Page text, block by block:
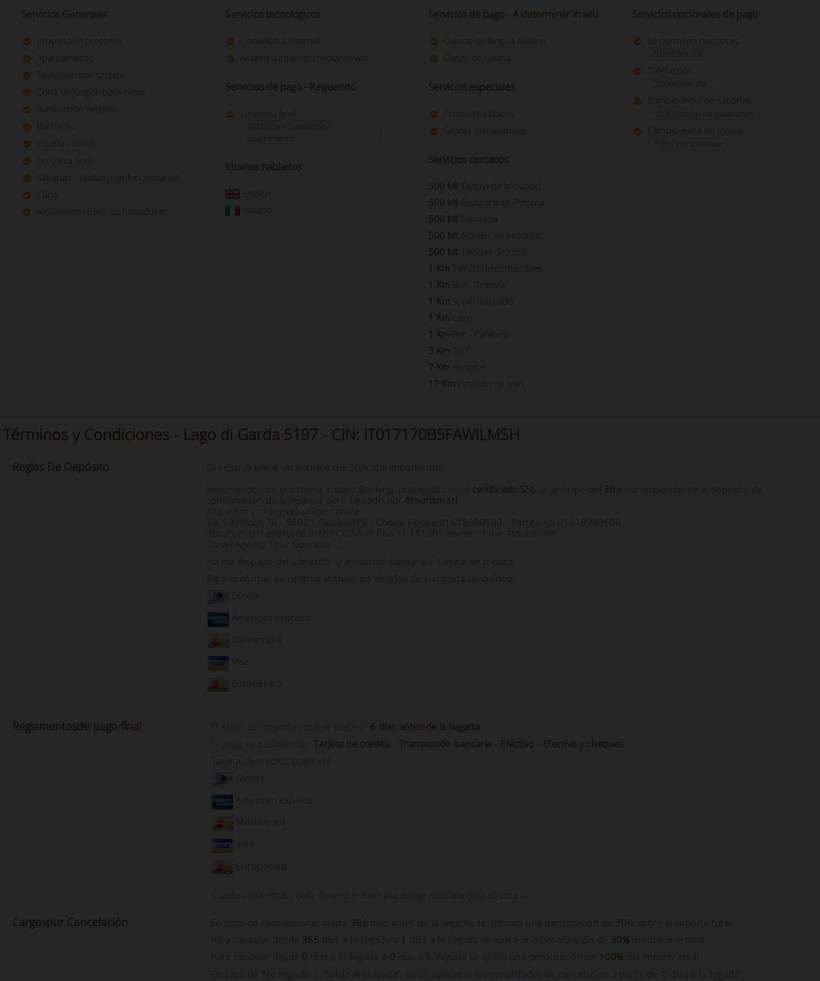
Servicios Generales
Propietario presente
Aparcamiento
Televisión por satélite
Zona de juegos para niños
Iluminación exterior
Barbacoa
Piscina infantil
Limpieza final
Sábanas - toallas (cambio semanal)
Cuna
Alojamiento para no fumadores
Servicios tecnológicos
Conexión a internet
Acceso a internet mediante wifi
Servicios de pago - A determinar in situ
Cursos de lengua italiana
Clases de cocina
Servicios opcionales de pago
Se permiten mascotas
5.00 € por día
Calefacción
20.00 € por día
Cambio extra de sábanas
10.00 € todas las vacaciones
Cambio extra de toallas
5.00 € por persona
Servicios de pago - Requerido
Limpieza final
90.00 € por habitación /
apartamento
Servicios especiales
Productos típicos
Granja con animales
Servicios cercanos
500 Mt Centro de la ciudad
500 Mt Restaurante-Pizzería
500 Mt Farmacia
500 Mt Alquiler de bicicletas
500 Mt Tiendas de ropa
1 Km Tienda de comestibles
1 Km Bus - Tranvía
1 Km Supermercado
1 Km Lago
1 Km Bar - Cafetería
3 Km Golf
7 Km Hospital
17 Km Estación de tren
Idiomas hablados
English
Italiano
Términos y Condiciones - Lago di Garda 5197 - CIN: IT017170B5FAWILMSH
Reglas De Depósito
La reserva prevé un anticipo del 30%. del importe total
Reservando con el sistema Instant Booking, protegido con el certificado SSL, el anticipo del 30% correspondiente al depósito de
confirmacion de la reserva, sera cargado por 4tourism srl.
4Tourism s.r.l società unipersonale
Via S.Antioco 70 - 56021 Cascina (PI) - Codice Fiscale 01618980500 - Partita Iva 01618980500
4tourism srl registered in the CCIAA of Pisa nr.141307 owner of the 4tourist.net
Travel Agency Tour Operator . .
Forma de pago del adelanto: Transacción bancaria - Tarjeta de crédito
Para confirmar su reserva, ingrese los detalles de su tarjeta de crédito:
Diners
American express
Mastercard
Visa
Europecard
Reglamentosde pago final El saldo del importe total se pagará: 6 días antes de la llegada
El pago es posible con: Tarjeta de crédito Transacción bancaria Efectivo
Efectivo y cheques
Tarjeta de crédito aceptada:
Diners
American express
Mastercard
Visa
Europecard
Il saldo verrà ritirato dalla 4tourist in base alla delega rilasciata dalla struttura
Cargospor Cancelación En caso de cancelaciones hasta 366 días antes de la llegada, se aplicará una penalización de 30% sobre el importe total.
Para cancelar desde 365 días a la llegada a 1 días a la llegada se aplica una penalización de 30% del importe total.
Para cancelar desde 0 días a la llegada a 0 días a la llegada se aplica una penalización de 100% del importe total.
En caso de 'No llegada' o 'Salida Anticipada', seran aplicadas las penalidades de cancelacion a partir de '0 dias a la llegada'